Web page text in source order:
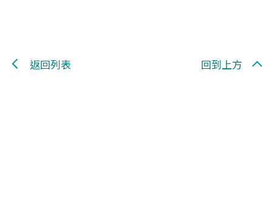
返回列表 回到上方